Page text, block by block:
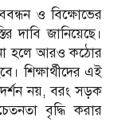
ও বিক্ষোভের
দাবি জানিয়েছে।
না হলে আরও কঠোর
শিক্ষার্থীদের এই
নয়, বরং সড়ক
বৃদ্ধি করার